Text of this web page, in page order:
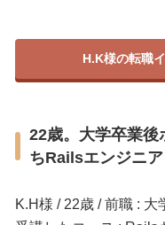
H.K様の転職
22歳。大学卒業後
ちRailsエンジニ
K.H様 / 22歳 / 前職 : 大